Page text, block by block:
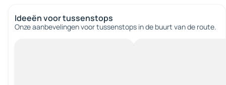
Ideeën voor tussenstops
Onze aanbevelingen voor tussenstops in de buurt van de route.